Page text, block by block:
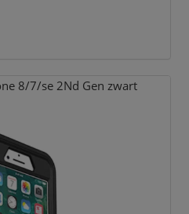
8/7/se 2Nd Gen zwart